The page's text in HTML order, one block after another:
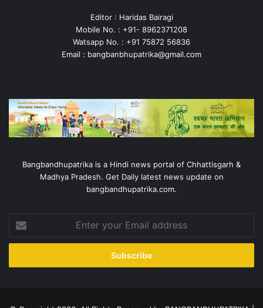
Editor : Haridas Bairagi
Mobile No. : +91- 8962371208
Watsapp No. : +91 75872 56836
Email : bangbanbhupatrika@gmail.com
Bangbandhupatrika is a Hindi news portal of Chhattisgarh &
Madhya Pradesh. Get Daily latest news update on
bangbandhupatrika.com.
your
Email